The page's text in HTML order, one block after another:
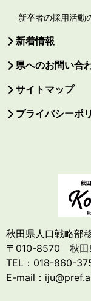
新卒者の採用活動
新着情報
県へのお問い合
サイトマップ
プライバシーポ
秋田県人口戦略部
〒010-8570 秋田
TEL：018-860-
E-mail：